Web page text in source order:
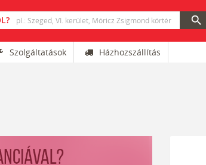
search
Szolgáltatások Házhozszállítás